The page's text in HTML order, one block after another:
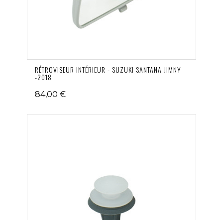
RÉTROVISEUR INTÉRIEUR - SUZUKI SANTANA JIMNY
-2018
84,00 €